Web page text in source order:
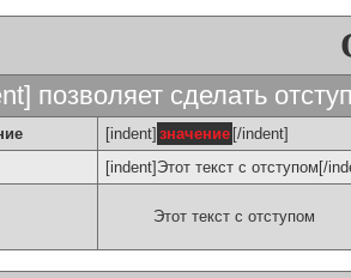
позволяет сделать
[indent] значение [/indent]
[indent]Этот текст с отступом[/
Этот текст с отступом